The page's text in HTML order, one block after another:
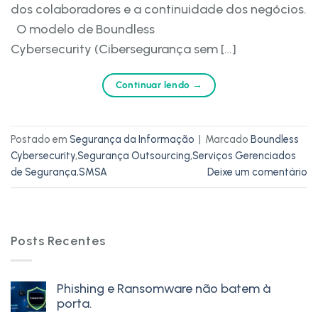
dos colaboradores e a continuidade dos negócios.
O modelo de Boundless
Cybersecurity (Cibersegurança sem […]
Continuar lendo →
Postado em Segurança da Informação Marcado Boundless
Cybersecurity,Segurança Outsourcing,Serviços Gerenciados
de Segurança,SMSA Deixe um comentário
Posts Recentes
Phishing e Ransomware não batem à
porta.